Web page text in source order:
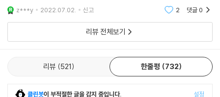
시켜 스토리를 이끌어나가고 있습니다. 후지노와 쿄모토라는 두 소녀의 성
장과 사건을 통
z***y 2022.07.02. 신고 2 댓글0
리뷰 전체보기
리뷰 521 한줄평 732
클린봇이 부적절한 글을 감지 중입니다. 설정